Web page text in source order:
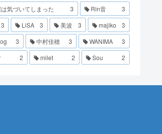
気づいてしまった
3 Rin音
3
3 LiSA 3 美波 3 majiko
3
3 中村佳穂 3 WANIMA
3
2 milet 2 Sou 2